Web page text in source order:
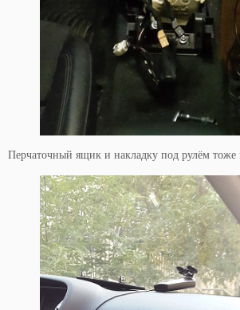
Перчаточный ящик и накладку под рулём